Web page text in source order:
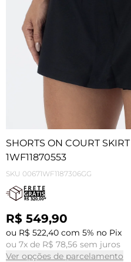
SHORTS ON COURT
1WF11870553
SKU 00671WF1187306GG
R$ 549,90
ou R$ 522,40 com 5% no Pix
ou 7x de R$ 78,56 sem juros
Ver opções de parcelamento